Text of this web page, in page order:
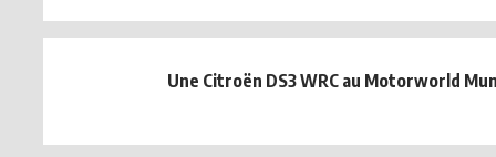
Une Citroën DS3 WRC au Motorworld